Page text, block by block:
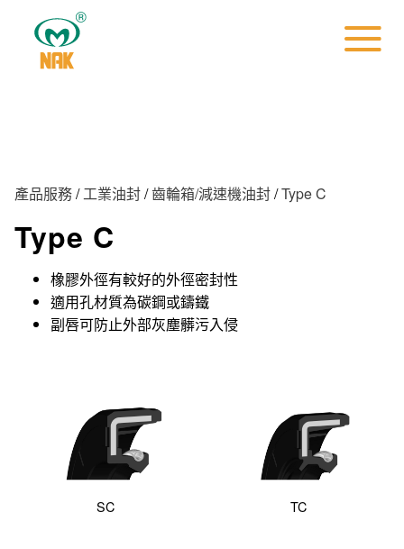
產品服務/工業油封/齒輪箱/減速機油封/Type C
Type C
橡膠外徑有較好的外徑密封性
適用孔材質為碳鋼或鑄鐵
副唇可防止外部灰塵髒污入侵
SC TC